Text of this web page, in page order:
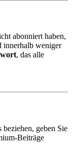
abonniert haben,
innerhalb weniger
, das alle
beziehen, geben Sie
Beiträge